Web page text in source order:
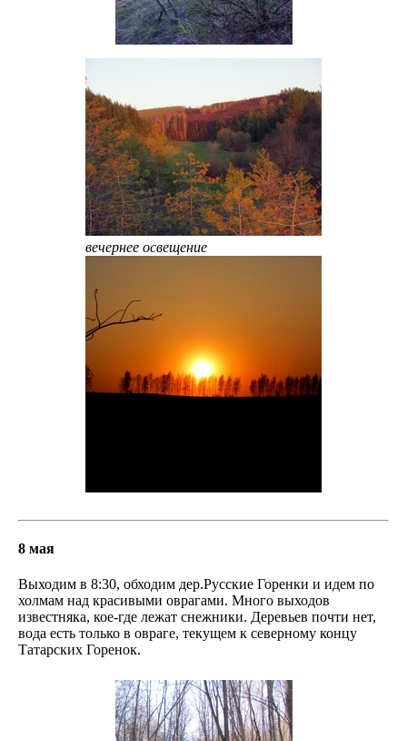
вечернее освещение
8 мая
Выходим в 8:30, обходим дер.Русские Горенки и идем по
холмам над красивыми оврагами. Много выходов
известняка, кое-где лежат снежники. Деревьев почти нет,
вода есть только в овраге, текущем к северному концу
Татарских Горенок.